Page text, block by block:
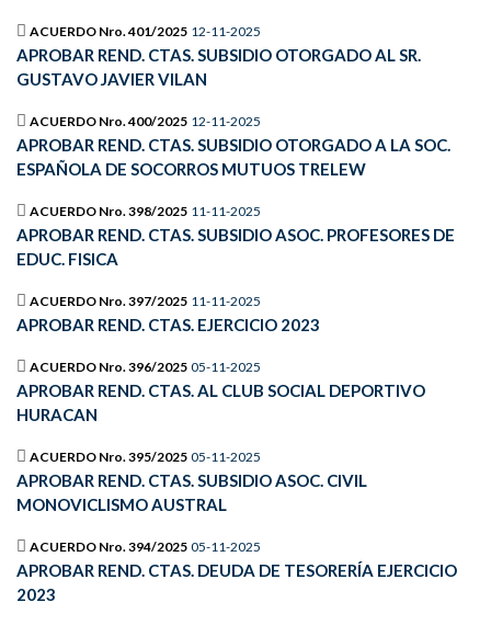
ACUERDO Nro. 401/2025 12-11-2025
APROBAR REND. CTAS. SUBSIDIO OTORGADO AL SR.
GUSTAVO JAVIER VILAN
ACUERDO Nro. 400/2025 12-11-2025
APROBAR REND. CTAS. SUBSIDIO OTORGADO A LA SOC.
ESPAÑOLA DE SOCORROS MUTUOS TRELEW
ACUERDO Nro. 398/2025 11-11-2025
APROBAR REND. CTAS. SUBSIDIO ASOC. PROFESORES DE
EDUC. FISICA
ACUERDO Nro. 397/2025 11-11-2025
APROBAR REND. CTAS. EJERCICIO 2023
ACUERDO Nro. 396/2025 05-11-2025
APROBAR REND. CTAS. AL CLUB SOCIAL DEPORTIVO
HURACAN
ACUERDO Nro. 395/2025 05-11-2025
APROBAR REND. CTAS. SUBSIDIO ASOC. CIVIL
MONOVICLISMO AUSTRAL
ACUERDO Nro. 394/2025 05-11-2025
APROBAR REND. CTAS. DEUDA DE TESORERÍA EJERCICIO
2023